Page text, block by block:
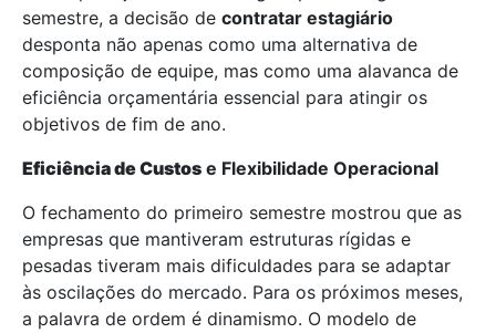
semestre, a decisão de contratar estagiário
desponta não apenas como uma alternativa de
composição de equipe, mas como uma alavanca de
eficiência orçamentária essencial para atingir os
objetivos de fim de ano.
Eficiência de Custos e Flexibilidade Operacional
O fechamento do primeiro semestre mostrou que as
empresas que mantiveram estruturas rígidas e
pesadas tiveram mais dificuldades para se adaptar
às oscilações do mercado. Para os próximos meses,
a palavra de ordem é dinamismo. O modelo de